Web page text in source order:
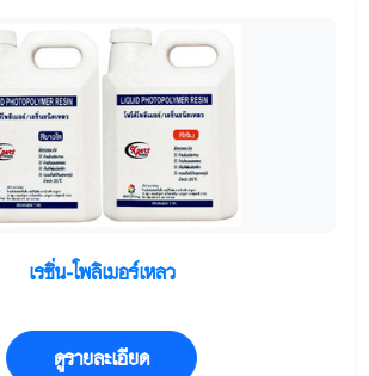
เรซิ่น-โพลิเมอร์เหลว
ดูรายละเอียด